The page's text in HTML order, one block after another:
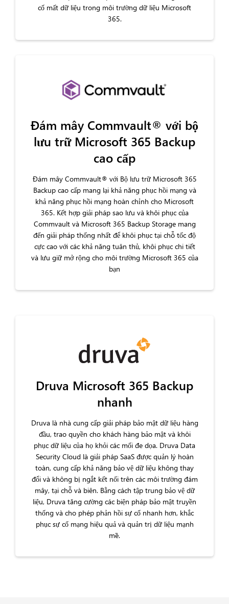
cố mất dữ liệu trong môi trường dữ liệu Microsoft
365.
Đám mây Commvault® với bộ
lưu trữ Microsoft 365 Backup
cao cấp
Đám mây Commvault® với Bộ lưu trữ Microsoft 365
Backup cao cấp mang lại khả năng phục hồi mạng và
khả năng phục hồi mạng hoàn chỉnh cho Microsoft
365. Kết hợp giải pháp sao lưu và khôi phục của
Commvault và Microsoft 365 Backup Storage mang
đến giải pháp thống nhất để khôi phục tại chỗ tốc độ
cực cao với các khả năng tuân thủ, khôi phục chi tiết
và lưu giữ mở rộng cho môi trường Microsoft 365 của
bạn
Druva Microsoft 365 Backup
nhanh
Druva là nhà cung cấp giải pháp bảo mật dữ liệu hàng
đầu, trao quyền cho khách hàng bảo mật và khôi
phục dữ liệu của họ khỏi các mối đe dọa. Druva Data
Security Cloud là giải pháp SaaS được quản lý hoàn
toàn, cung cấp khả năng bảo vệ dữ liệu không thay
đổi và không bị ngắt kết nối trên các môi trường đám
mây, tại chỗ và biên. Bằng cách tập trung bảo vệ dữ
liệu, Druva tăng cường các biện pháp bảo mật truyền
thống và cho phép phản hồi sự cố nhanh hơn, khắc
phục sự cố mạng hiệu quả và quản trị dữ liệu mạnh
mẽ.